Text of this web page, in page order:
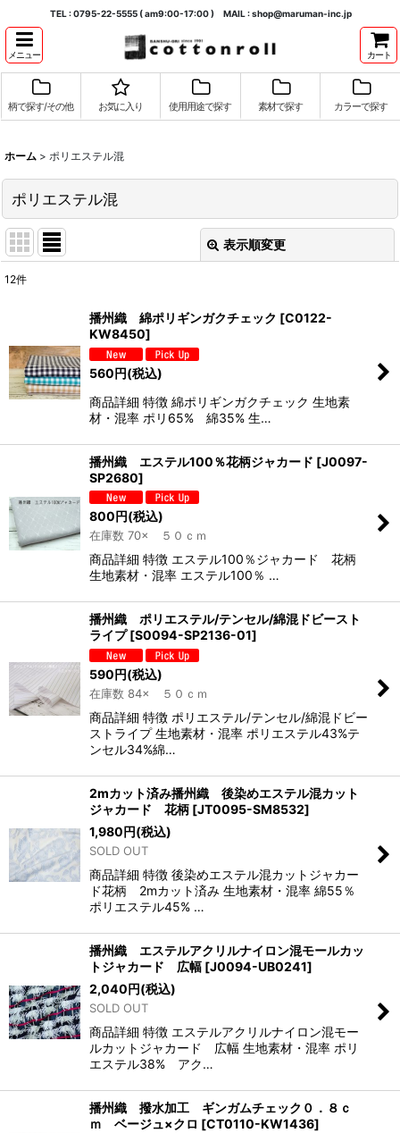
TEL : 0795-22-5555 ( am9:00-17:00 ) MAIL : shop@maruman-inc.jp
メニュー カート
柄で探す/その他 お気に入り 使用用途で探す 素材で探す カラーで探す
ホーム > ポリエステル混
ポリエステル混
表示順変更
並び順:
絞り込む
12件
播州織 綿ポリギンガクチェック [C0122-
KW8450]
560円(税込)
商品詳細 特徴 綿ポリギンガクチェック 生地素
材・混率 ポリ65% 綿35% 生…
播州織 エステル100％花柄ジャカード [J0097-
SP2680]
800円(税込)
在庫数 70× ５０ｃｍ
商品詳細 特徴 エステル100％ジャカード 花柄
生地素材・混率 エステル100％ …
播州織 ポリエステル/テンセル/綿混ドビースト
ライプ [S0094-SP2136-01]
590円(税込)
在庫数 84× ５０ｃｍ
商品詳細 特徴 ポリエステル/テンセル/綿混ドビー
ストライプ 生地素材・混率 ポリエステル43%テ
ンセル34%綿…
2mカット済み播州織 後染めエステル混カット
ジャカード 花柄 [JT0095-SM8532]
1,980円(税込)
SOLD OUT
商品詳細 特徴 後染めエステル混カットジャカー
ド花柄 2mカット済み 生地素材・混率 綿55％
ポリエステル45% …
播州織 エステルアクリルナイロン混モールカッ
トジャカード 広幅 [J0094-UB0241]
2,040円(税込)
SOLD OUT
商品詳細 特徴 エステルアクリルナイロン混モー
ルカットジャカード 広幅 生地素材・混率 ポリ
エステル38% アク…
播州織 撥水加工 ギンガムチェック０．８ｃ
ｍ ベージュ×クロ [CT0110-KW1436]